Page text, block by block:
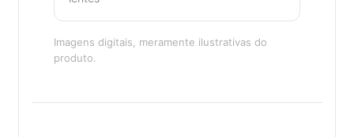
Imagens digitais, meramente ilustrativas do
produto.